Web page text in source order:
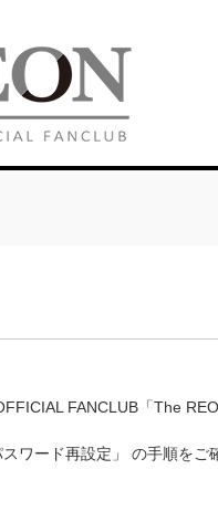
FANCLUB「The
ワード再設定」 の手順をご